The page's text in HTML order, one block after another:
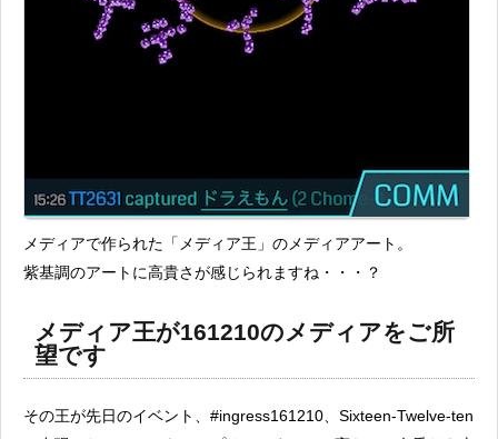
メディアで作られた「メディア王」のメディアアート。
紫基調のアートに高貴さが感じられますね・・・？
メディア王が161210のメディアをご所
望です
その王が先日のイベント、#ingress161210、Sixteen-Twelve-ten